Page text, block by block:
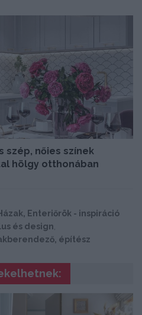
szép, nőies színek
hölgy otthonában
Enteriőrök - inspiráció
és design
építész